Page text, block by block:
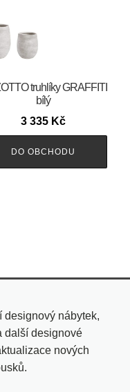
truhlíky GRAFFITI
bílý
3 335 Kč
DO OBCHODU
designový nábytek,
další designové
nových